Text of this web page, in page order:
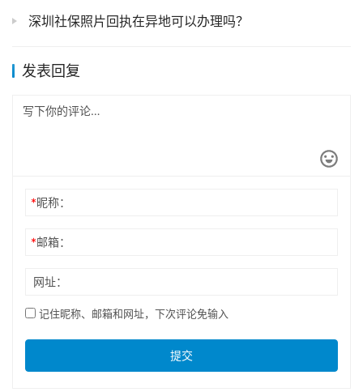
深圳社保照片回执在异地可以办理吗？
发表回复
*昵称：
*邮箱：
网址：
记住昵称、邮箱和网址，下次评论免输入
提交